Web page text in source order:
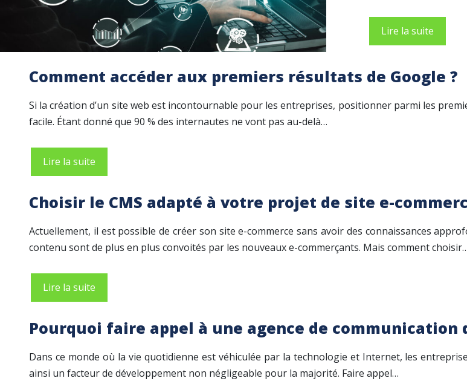
Lire la suite
Comment accéder aux premiers résultats de Google ?
Si la création d’un site web est incontournable pour les entreprises, positionner parmi les
facile. Étant donné que 90 % des internautes ne vont pas au-delà…
Lire la suite
Choisir le CMS adapté à votre projet de site e-
Actuellement, il est possible de créer son site e-commerce sans avoir des connaissances
contenu sont de plus en plus convoités par les nouveaux e-commerçants. Mais comment
Lire la suite
Pourquoi faire appel à une agence de communication
Dans ce monde où la vie quotidienne est véhiculée par la technologie et Internet, les
ainsi un facteur de développement non négligeable pour la majorité. Faire appel…